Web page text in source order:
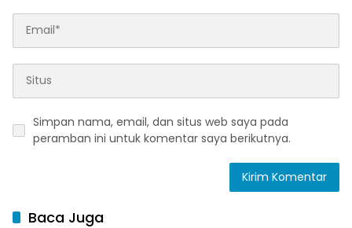
Simpan nama, email, dan situs web saya pada
peramban ini untuk komentar saya berikutnya.
Baca Juga